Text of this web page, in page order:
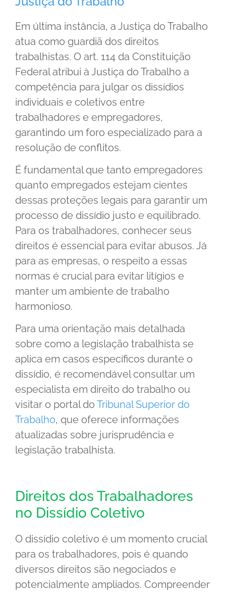
Em última instância, a Justiça do Trabalho
atua como guardiã dos direitos
trabalhistas. O art. 114 da Constituição
Federal atribui à Justiça do Trabalho a
competência para julgar os dissídios
individuais e coletivos entre
trabalhadores e empregadores,
garantindo um foro especializado para a
resolução de conflitos.
É fundamental que tanto empregadores
quanto empregados estejam cientes
dessas proteções legais para garantir um
processo de dissídio justo e equilibrado.
Para os trabalhadores, conhecer seus
direitos é essencial para evitar abusos. Já
para as empresas, o respeito a essas
normas é crucial para evitar litígios e
manter um ambiente de trabalho
harmonioso.
Para uma orientação mais detalhada
sobre como a legislação trabalhista se
aplica em casos específicos durante o
dissídio, é recomendável consultar um
especialista em direito do trabalho ou
visitar o portal do Tribunal Superior do
Trabalho, que oferece informações
atualizadas sobre jurisprudência e
legislação trabalhista.
Direitos dos Trabalhadores
no Dissídio Coletivo
O dissídio coletivo é um momento crucial
para os trabalhadores, pois é quando
diversos direitos são negociados e
potencialmente ampliados. Compreender